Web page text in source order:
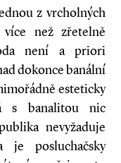
z vrcholných
více než zřetelně
není a priori
dokonce banální
esteticky
s banalitou nic
nevyžaduje
je posluchačsky